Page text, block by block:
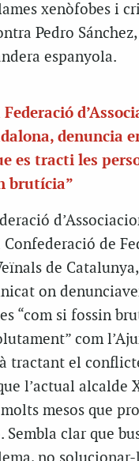
xenòfobes i
Pedro
espanyola.
denuncia
es tracti les
brutícia”
de
de
on
“com si fossin
com
tractant el
l’actual alcalde
mesos que
clar que